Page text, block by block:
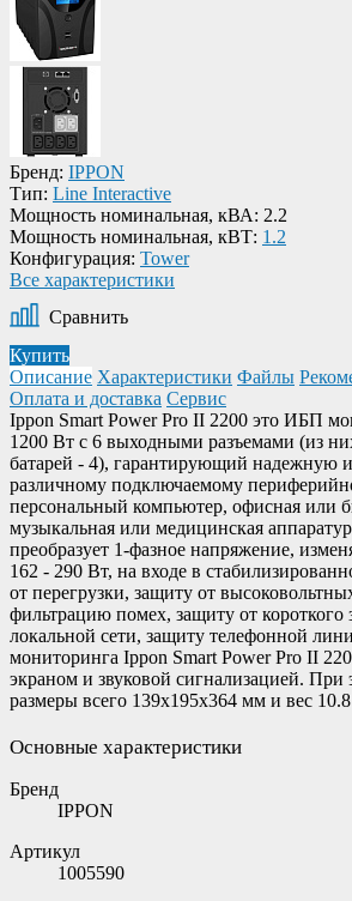
Бренд: IPPON
Тип: Line Interactive
Мощность номинальная, кВА: 2.2
Мощность номинальная, кВТ: 1.2
Конфигурация: Tower
Все характеристики
Сравнить
Купить
Описание Характеристики Файлы
Оплата и доставка Сервис
Ippon Smart Power Pro II 2200 это ИБП
1200 Вт с 6 выходными разъемами (из
батарей - 4), гарантирующий надежную
различному подключаемому
персональный компьютер, офисная или
музыкальная или медицинская
преобразует 1-фазное напряжение,
162 - 290 Вт, на входе в
от перегрузки, защиту от
фильтрацию помех, защиту от короткого
локальной сети, защиту телефонной
мониторинга Ippon Smart Power Pro II
экраном и звуковой сигнализацией. При
размеры всего 139x195x364 мм и вес 10.8
Основные характеристики
Бренд
IPPON
Артикул
1005590